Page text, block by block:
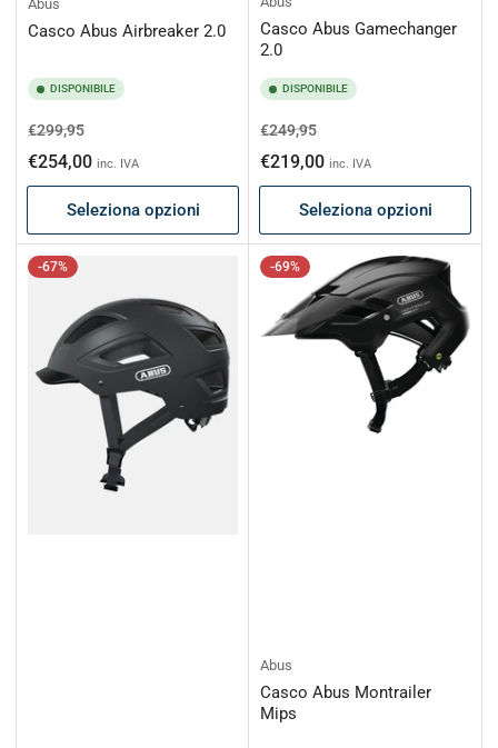
Abus
Casco Abus Airbreaker 2.0
DISPONIBILE
Prezzo
di
listino
€299,95Prezzo
scontato
€254,00 inc. IVA
Seleziona opzioni
Casco Abus Gamechanger
2.0
DISPONIBILE
Prezzo
di
listino
€249,95Prezzo
scontato
€219,00 inc. IVA
Seleziona opzioni
-67% -69%
Abus
Casco Abus Montrailer
Mips